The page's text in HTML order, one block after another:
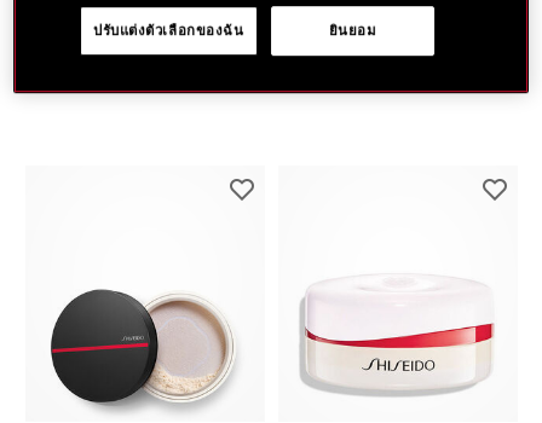
Currently out of stock
tax inc.
ยินยอม
ปรับแต่งตัวเลือกของฉัน